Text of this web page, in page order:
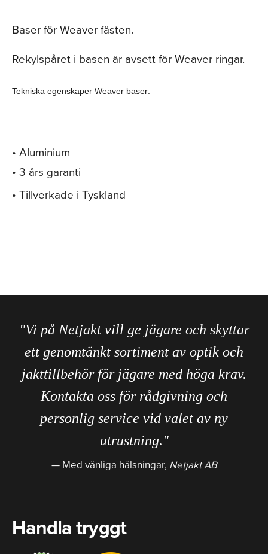
Baser för Weaver fästen.
Rekylspåret i basen är avsett för Weaver ringar.
Tekniska egenskaper Weaver baser:
• Aluminium
• 3 års garanti
• Tillverkade i Tyskland
"Vi på Netjakt vill ge jägare och skyttar
ett genomtänkt sortiment av optik och
jakttillbehör för jägare med höga krav.
Kontakta oss för rådgivning och
personlig service vid valet av ny
utrustning."
Med vänliga hälsningar, Netjakt AB
Handla tryggt